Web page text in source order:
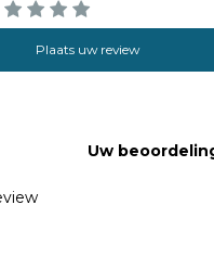
Plaats uw review
Uw